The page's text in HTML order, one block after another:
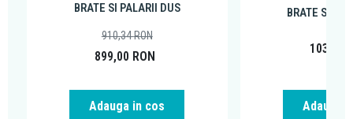
BRATE SI PALARII DUS
899,00 RON
910,34RON
Adauga in cos
BRATE SI
103,49
Adauga